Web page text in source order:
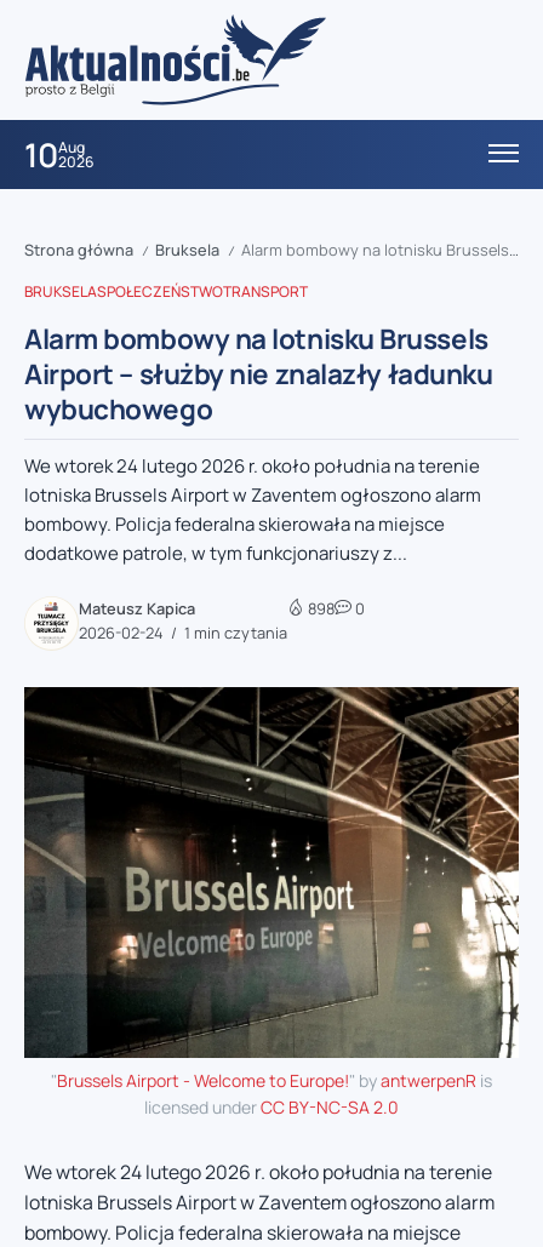
10Aug
2026
Strona główna / Bruksela / Alarm bombowy na lotnisku Brussels Airport – służby nie znalazły ładunku wybuchowego
BRUKSELASPOŁECZEŃSTWOTRANSPORT
Alarm bombowy na lotnisku Brussels
Airport – służby nie znalazły ładunku
wybuchowego
We wtorek 24 lutego 2026 r. około południa na terenie
lotniska Brussels Airport w Zaventem ogłoszono alarm
bombowy. Policja federalna skierowała na miejsce
dodatkowe patrole, w tym funkcjonariuszy z...
Mateusz Kapica
2026-02-24
1 min czytania
898 0
"Brussels Airport - Welcome to Europe!" byantwerpenR is
licensed underCC BY-NC-SA 2.0
We wtorek 24 lutego 2026 r. około południa na terenie
lotniska Brussels Airport w Zaventem ogłoszono alarm
bombowy. Policja federalna skierowała na miejsce